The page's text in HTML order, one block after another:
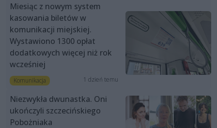
Miesiąc z nowym system
kasowania biletów w
komunikacji miejskiej.
Wystawiono 1300 opłat
dodatkowych więcej niż rok
wcześniej
Komunikacja 1 dzień temu
Niezwykła dwunastka. Oni
ukończyli szczecińskiego
Pobożniaka